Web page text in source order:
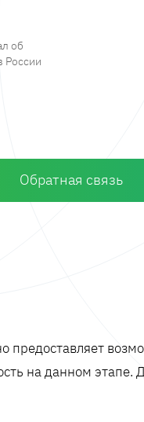
об
России
Обратная связь
предоставляет
на данном этапе.